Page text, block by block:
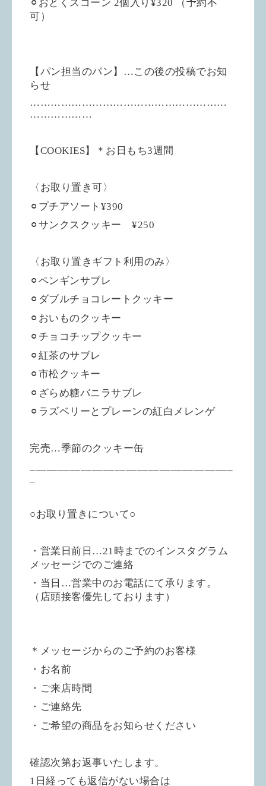
⚪︎おとくスコーン 2個入り¥320 （予約不
可）
【パン担当のパン】…この後の投稿でお知
らせ
…………………………………………………
………………
【COOKIES】＊お日もち3週間
〈お取り置き可〉
⚪︎プチアソート¥390
⚪︎サンクスクッキー ¥250
〈お取り置きギフト利用のみ〉
⚪︎ペンギンサブレ
⚪︎ダブルチョコレートクッキー
⚪︎おいものクッキー
⚪︎チョコチップクッキー
⚪︎紅茶のサブレ
⚪︎市松クッキー
⚪︎ざらめ糖バニラサブレ
⚪︎ラズベリーとプレーンの紅白メレンゲ
完売…季節のクッキー缶
○お取り置きについて○
・営業日前日…21時までのインスタグラム
メッセージでのご連絡
・当日…営業中のお電話にて承ります。
（店頭接客優先しております）
＊メッセージからのご予約のお客様
・お名前
・ご来店時間
・ご連絡先
・ご希望の商品をお知らせください
確認次第お返事いたします。
1日経っても返信がない場合は